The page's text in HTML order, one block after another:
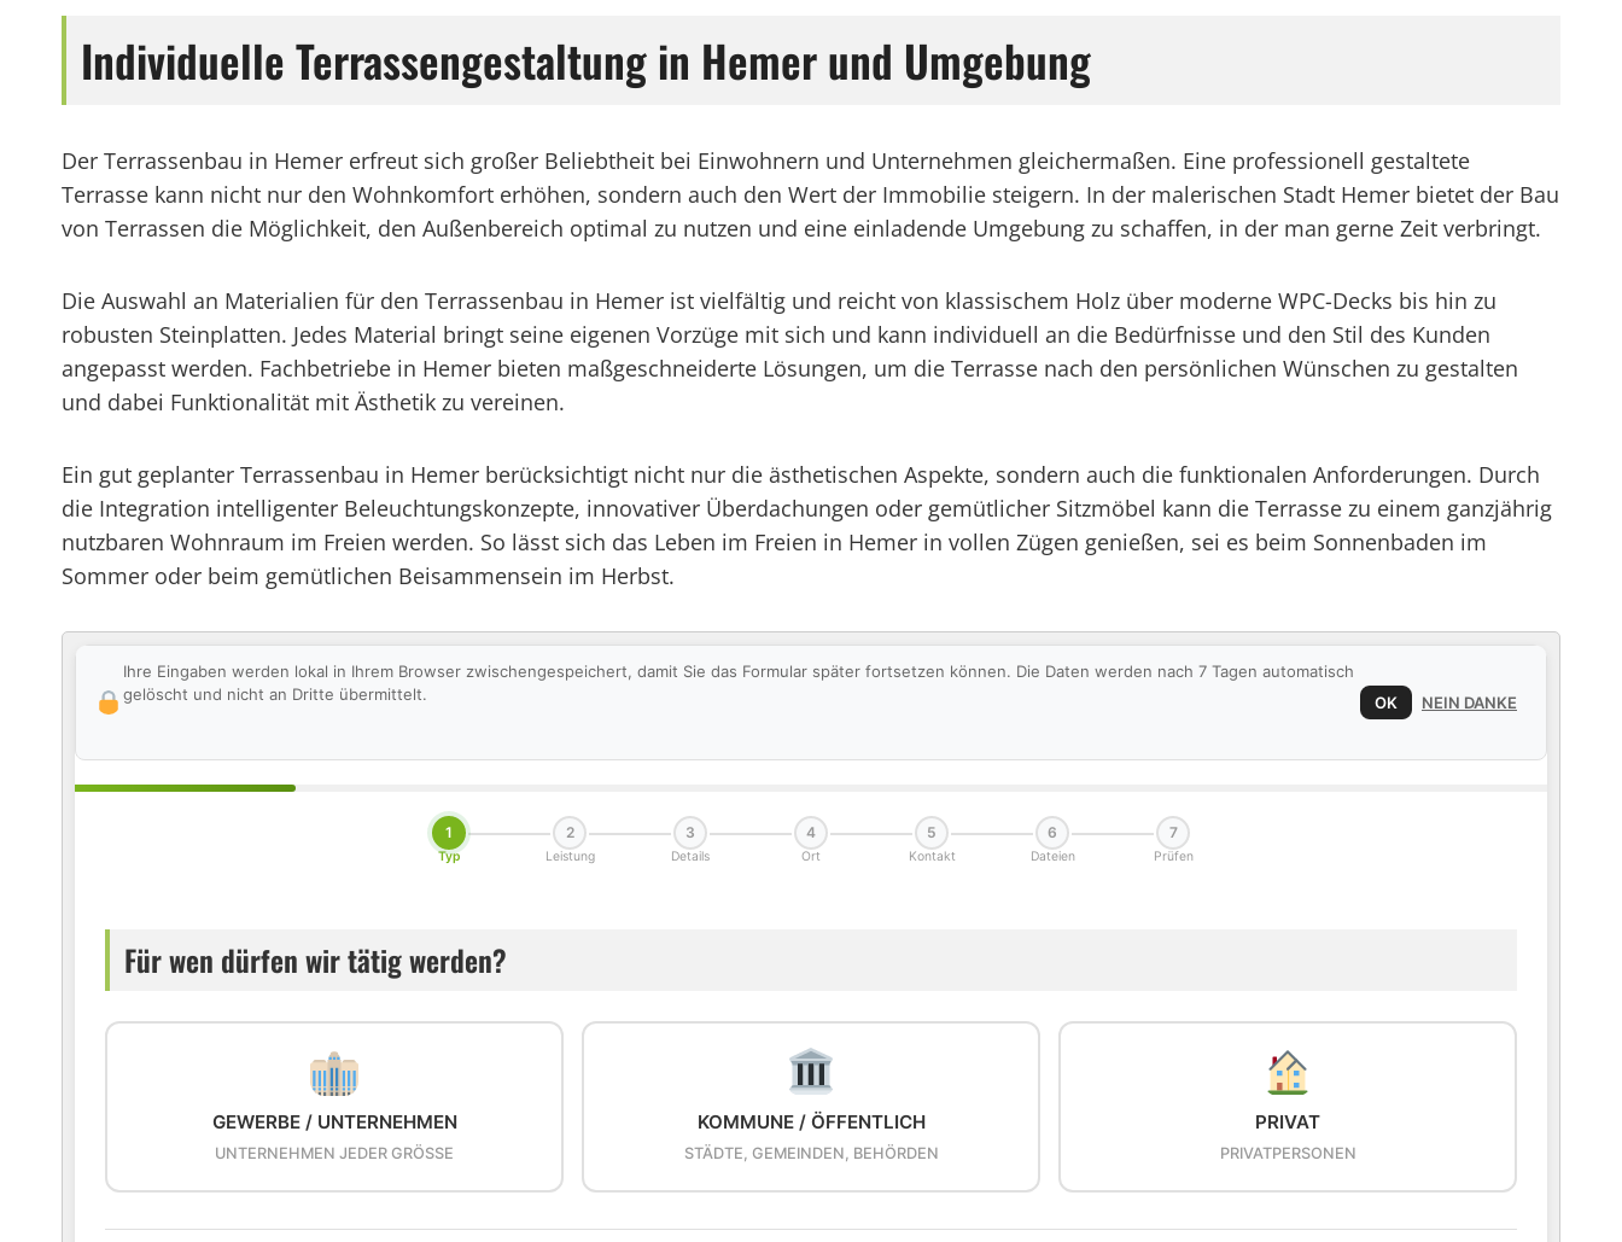
Individuelle Terrassengestaltung in Hemer und Umgebung
Der Terrassenbau in Hemer erfreut sich großer Beliebtheit bei Einwohnern und Unternehmen gleichermaßen. Eine professionell gestaltete
Terrasse kann nicht nur den Wohnkomfort erhöhen, sondern auch den Wert der Immobilie steigern. In der malerischen Stadt Hemer bietet der Bau
von Terrassen die Möglichkeit, den Außenbereich optimal zu nutzen und eine einladende Umgebung zu schaffen, in der man gerne Zeit verbringt.
Die Auswahl an Materialien für den Terrassenbau in Hemer ist vielfältig und reicht von klassischem Holz über moderne WPC-Decks bis hin zu
robusten Steinplatten. Jedes Material bringt seine eigenen Vorzüge mit sich und kann individuell an die Bedürfnisse und den Stil des Kunden
angepasst werden. Fachbetriebe in Hemer bieten maßgeschneiderte Lösungen, um die Terrasse nach den persönlichen Wünschen zu gestalten
und dabei Funktionalität mit Ästhetik zu vereinen.
Ein gut geplanter Terrassenbau in Hemer berücksichtigt nicht nur die ästhetischen Aspekte, sondern auch die funktionalen Anforderungen. Durch
die Integration intelligenter Beleuchtungskonzepte, innovativer Überdachungen oder gemütlicher Sitzmöbel kann die Terrasse zu einem ganzjährig
nutzbaren Wohnraum im Freien werden. So lässt sich das Leben im Freien in Hemer in vollen Zügen genießen, sei es beim Sonnenbaden im
Sommer oder beim gemütlichen Beisammensein im Herbst.
Ihre Eingaben werden lokal in Ihrem Browser zwischengespeichert, damit Sie das Formular später fortsetzen können. Die Daten werden nach 7 Tagen automatisch
gelöscht und nicht an Dritte übermittelt.
OK NEIN DANKE
1
Typ
2
Leistung
3
Details
4
Ort
5
Kontakt
6
Dateien
7
Prüfen
Für wen dürfen wir tätig werden?
GEWERBE / UNTERNEHMEN
UNTERNEHMEN JEDER GRÖSSE
KOMMUNE / ÖFFENTLICH
STÄDTE, GEMEINDEN, BEHÖRDEN
PRIVAT
PRIVATPERSONEN